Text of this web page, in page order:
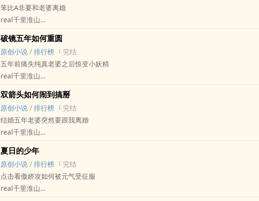
笨比A非要和老婆离婚
real千里淮山
ABO - 破镜重圆 - 荤素均衡
离婚，然后复婚
宋明耀x江颂声，现代AO，土味狗血离婚梗，HE。
希望是温暖深情的故事。
/
避雷：有揣崽
破镜五年如何重圆
原创小说 / 排行榜
完结
五年前痛失纯真老婆之后惊变小妖精
real千里淮山
现代 - 小甜饼 - 治愈 - ABO
破镜重圆
五年恋爱，分手，五年，复合了，over。
关于重修旧好破镜重圆，江甚Ax宋远春O。短篇，HE，2w，发布即完结。
江甚：怎幺我单纯的老婆五年没见变……了？？？
两个深情的人，希望是温柔幸福的故事。
双箭头如何闹到搞掰
原创小说 / 排行榜
完结
结婚五年老婆突然要跟我离婚
real千里淮山
正剧 - 现代 - HE - 治愈
霸道幼稚年下Ax隐忍温柔B
五年之痒？
趁揣崽开始解决积压问题，HE
夏日的少年
原创小说 / 排行榜
完结
点击看傲娇攻如何被元气受征服
real千里淮山